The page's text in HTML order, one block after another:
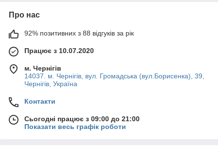
Про нас
92% позитивних з 88 відгуків за рік
Працює з 10.07.2020
м. Чернігів
14037. м. Чернігів, вул. Громадська (вул.Борисенка), 39,
Чернігів, Україна
Контакти
Сьогодні працює з 09:00 до 21:00
Показати весь графік роботи